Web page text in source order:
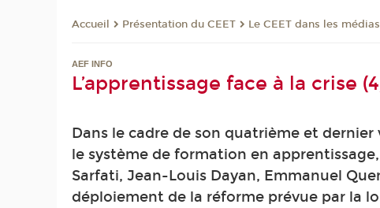
Accueil Présentation du CEET Le CEET dans les médias
AEF INFO
L’apprentissage face à la crise
Dans le cadre de son quatrième et
le système de formation en
Sarfati, Jean-Louis Dayan, Emmanuel
déploiement de la réforme prévue par la